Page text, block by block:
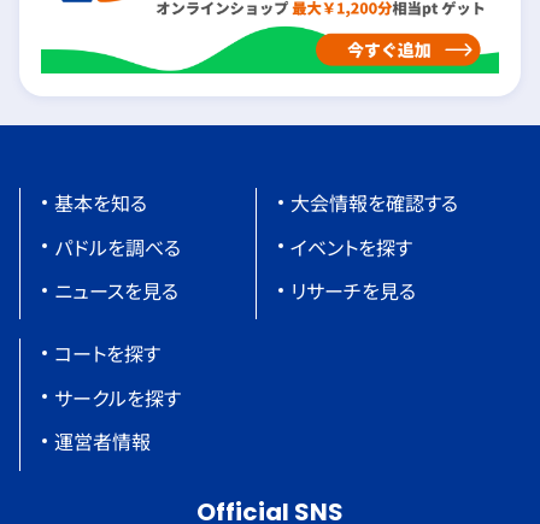
基本を知る
パドルを調べる
ニュースを見る
大会情報を確認する
イベントを探す
リサーチを見る
コートを探す
サークルを探す
運営者情報
Official SNS